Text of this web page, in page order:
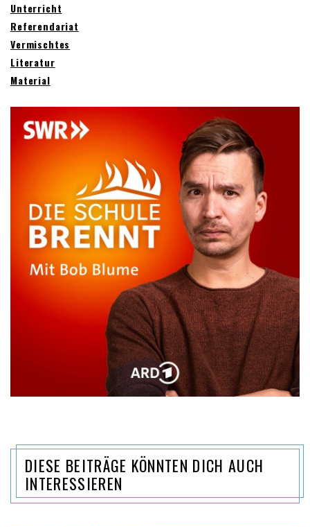
Unterricht
Referendariat
Vermischtes
Literatur
Material
DIESE BEITRÄGE KÖNNTEN DICH AUCH
INTERESSIEREN